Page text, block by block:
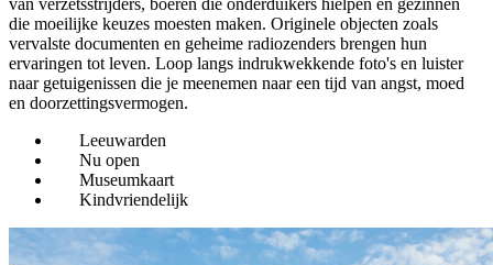
van verzetsstrijders, boeren die onderduikers hielpen en gezinnen
die moeilijke keuzes moesten maken. Originele objecten zoals
vervalste documenten en geheime radiozenders brengen hun
ervaringen tot leven. Loop langs indrukwekkende foto's en luister
naar getuigenissen die je meenemen naar een tijd van angst, moed
en doorzettingsvermogen.
Leeuwarden
Nu open
Museumkaart
Kindvriendelijk